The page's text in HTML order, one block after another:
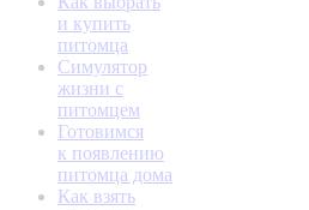
и купить
питомца
Симулятор
жизни с
питомцем
Готовимся
к появлению
питомца дома
Как взять